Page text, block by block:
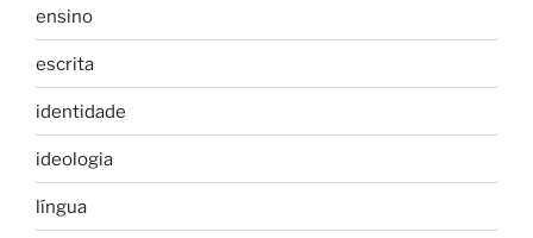
ensino
escrita
identidade
ideologia
língua